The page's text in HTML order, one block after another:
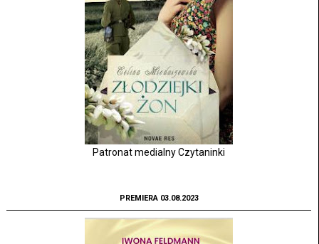
Patronat medialny Czytaninki
PREMIERA 03.08.2023